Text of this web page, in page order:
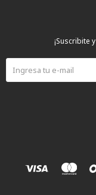
¡Suscribite